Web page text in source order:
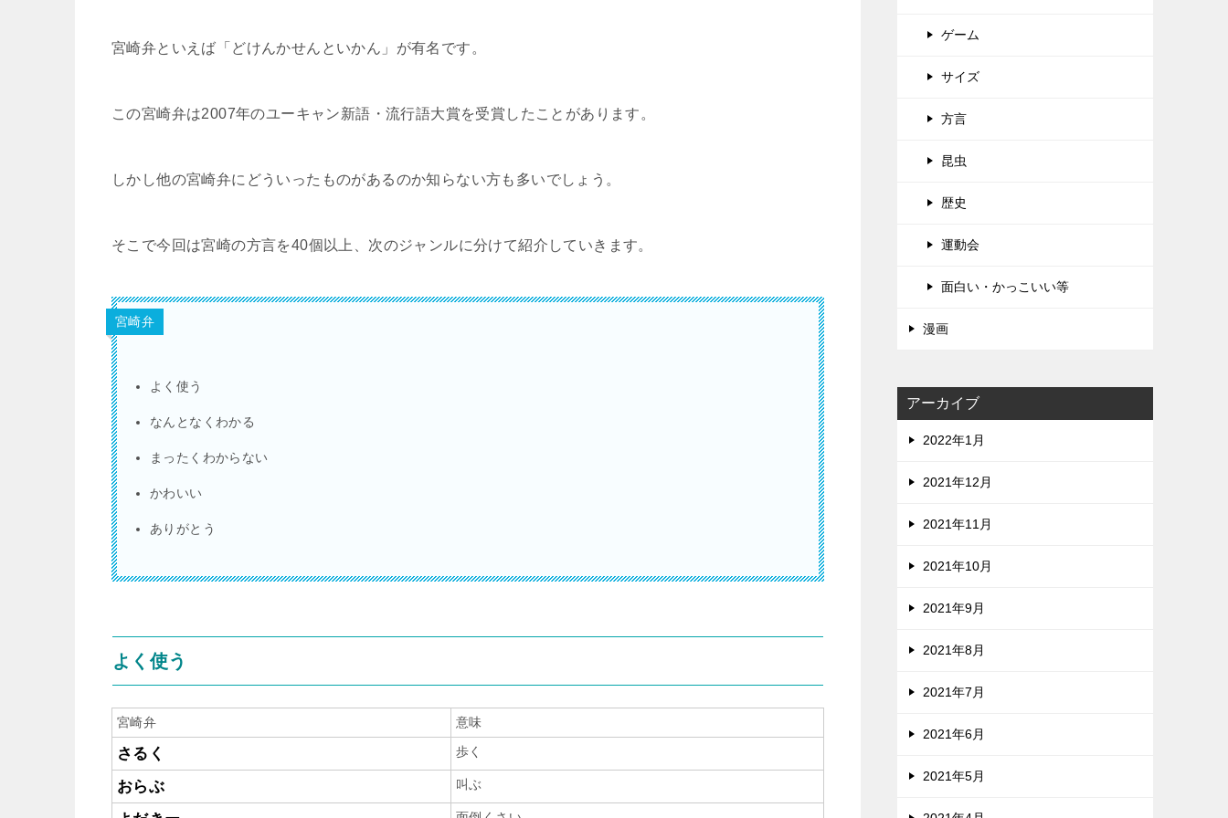
宮崎弁といえば「どけんかせんといかん」が有名です。
この宮崎弁は2007年のユーキャン新語・流行語大賞を受賞したことがあります。
しかし他の宮崎弁にどういったものがあるのか知らない方も多いでしょう。
そこで今回は宮崎の方言を40個以上、次のジャンルに分けて紹介していきます。
宮崎弁
よく使う
なんとなくわかる
まったくわからない
かわいい
ありがとう
よく使う
宮崎弁 意味
さるく 歩く
おらぶ 叫ぶ
ゲーム
サイズ
方言
昆虫
歴史
運動会
面白い・かっこいい等
漫画
アーカイブ
2022年1月
2021年12月
2021年11月
2021年10月
2021年9月
2021年8月
2021年7月
2021年6月
2021年5月